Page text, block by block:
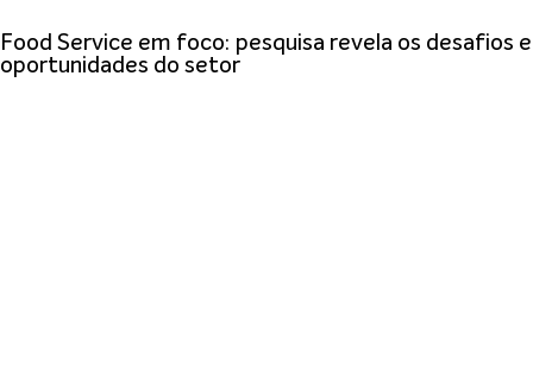
Food Service em foco: pesquisa revela os desafios e
oportunidades do setor